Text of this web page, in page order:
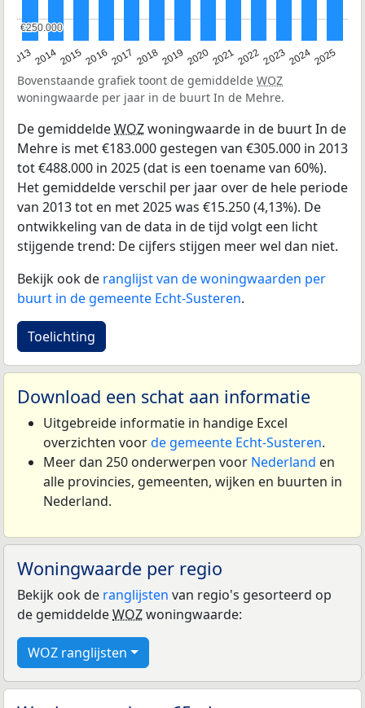
20132014201520162017 20182019 202020212022202320242025
€250.000
€250.000
Bovenstaande grafiek toont de gemiddelde WOZ
woningwaarde per jaar in de buurt In de Mehre.
De gemiddeldeWOZwoningwaarde in de buurt In de
Mehre is met €183.000 gestegen van €305.000 in 2013
tot €488.000 in 2025 (dat is een toename van 60%).
Het gemiddelde verschil per jaar over de hele periode
van 2013 tot en met 2025 was €15.250 (4,13%). De
ontwikkeling van de data in de tijd volgt een licht
stijgende trend: De cijfers stijgen meer wel dan niet.
Bekijk ook de ranglijst van de woningwaarden per
buurt in de gemeente Echt-Susteren.
Toelichting
Download een schat aan informatie
Uitgebreide informatie in handige Excel
overzichten voorde gemeente Echt-Susteren.
Meer dan 250 onderwerpen voor Nederland en
alle provincies, gemeenten, wijken en buurten in
Nederland.
Woningwaarde per regio
Bekijk ook de ranglijsten van regio's gesorteerd op
de gemiddeldeWOZwoningwaarde:
WOZ ranglijsten